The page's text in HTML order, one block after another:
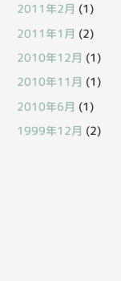
2011年2月 (1)
2011年1月 (2)
2010年12月 (1)
2010年11月 (1)
2010年6月 (1)
1999年12月 (2)